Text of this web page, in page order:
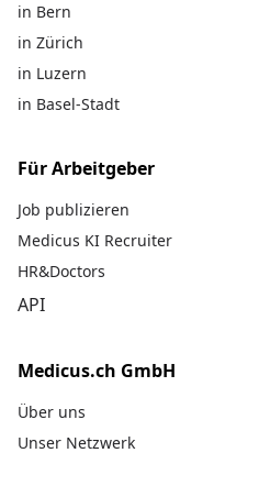
in Bern
in Zürich
in Luzern
in Basel-Stadt
Für Arbeitgeber
Job publizieren
Medicus KI Recruiter
HR&Doctors
API
Medicus.ch GmbH
Über uns
Unser Netzwerk